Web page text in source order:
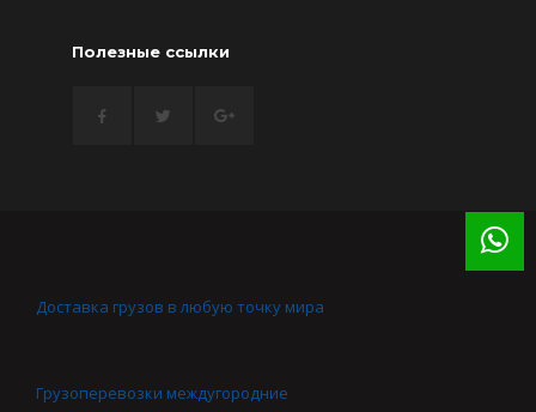
Полезные ссылки
Доставка грузов в любую точку мира
Грузоперевозки междугородние